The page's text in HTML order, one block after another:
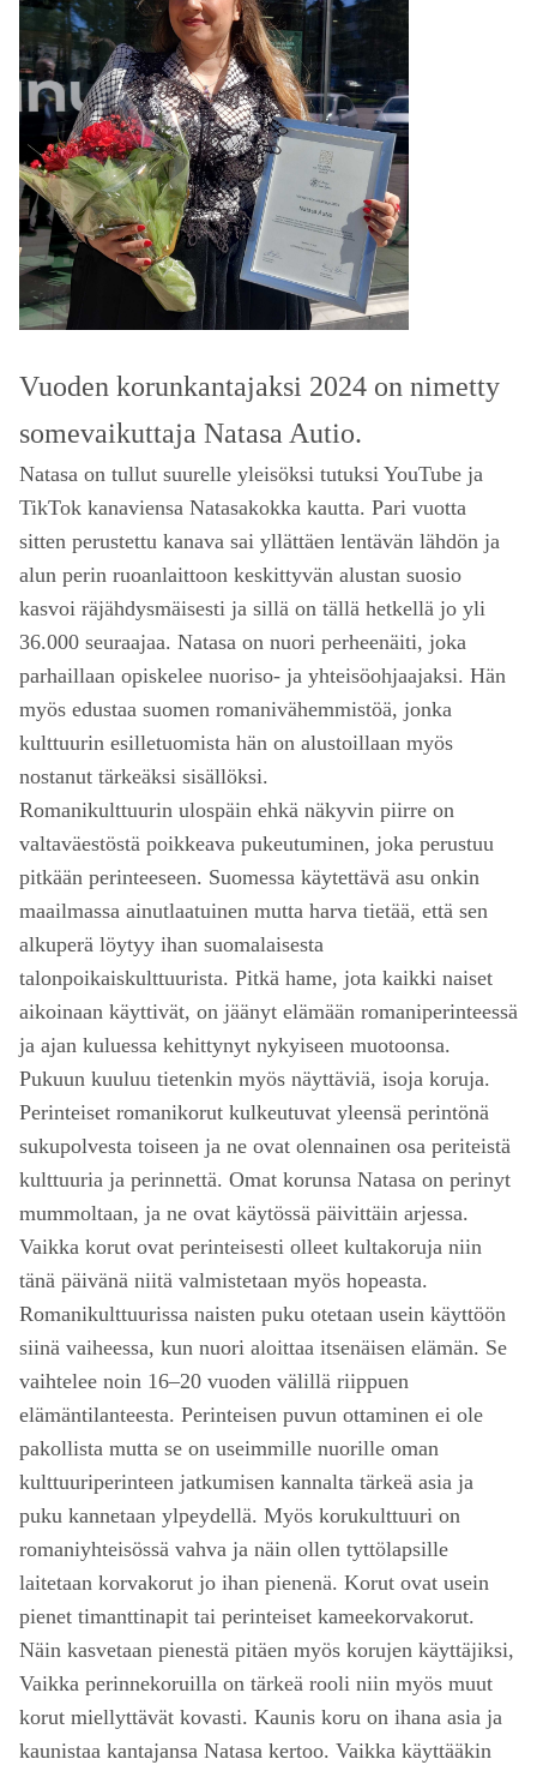
Vuoden korunkantajaksi 2024 on nimetty
somevaikuttaja Natasa Autio.
Natasa on tullut suurelle yleisöksi tutuksi YouTube ja
TikTok kanaviensa Natasakokka kautta. Pari vuotta
sitten perustettu kanava sai yllättäen lentävän lähdön ja
alun perin ruoanlaittoon keskittyvän alustan suosio
kasvoi räjähdysmäisesti ja sillä on tällä hetkellä jo yli
36.000 seuraajaa. Natasa on nuori perheenäiti, joka
parhaillaan opiskelee nuoriso- ja yhteisöohjaajaksi. Hän
myös edustaa suomen romanivähemmistöä, jonka
kulttuurin esilletuomista hän on alustoillaan myös
nostanut tärkeäksi sisällöksi.
Romanikulttuurin ulospäin ehkä näkyvin piirre on
valtaväestöstä poikkeava pukeutuminen, joka perustuu
pitkään perinteeseen. Suomessa käytettävä asu onkin
maailmassa ainutlaatuinen mutta harva tietää, että sen
alkuperä löytyy ihan suomalaisesta
talonpoikaiskulttuurista. Pitkä hame, jota kaikki naiset
aikoinaan käyttivät, on jäänyt elämään romaniperinteessä
ja ajan kuluessa kehittynyt nykyiseen muotoonsa.
Pukuun kuuluu tietenkin myös näyttäviä, isoja koruja.
Perinteiset romanikorut kulkeutuvat yleensä perintönä
sukupolvesta toiseen ja ne ovat olennainen osa periteistä
kulttuuria ja perinnettä. Omat korunsa Natasa on perinyt
mummoltaan, ja ne ovat käytössä päivittäin arjessa.
Vaikka korut ovat perinteisesti olleet kultakoruja niin
tänä päivänä niitä valmistetaan myös hopeasta.
Romanikulttuurissa naisten puku otetaan usein käyttöön
siinä vaiheessa, kun nuori aloittaa itsenäisen elämän. Se
vaihtelee noin 16–20 vuoden välillä riippuen
elämäntilanteesta. Perinteisen puvun ottaminen ei ole
pakollista mutta se on useimmille nuorille oman
kulttuuriperinteen jatkumisen kannalta tärkeä asia ja
puku kannetaan ylpeydellä. Myös korukulttuuri on
romaniyhteisössä vahva ja näin ollen tyttölapsille
laitetaan korvakorut jo ihan pienenä. Korut ovat usein
pienet timanttinapit tai perinteiset kameekorvakorut.
Näin kasvetaan pienestä pitäen myös korujen käyttäjiksi,
Vaikka perinnekoruilla on tärkeä rooli niin myös muut
korut miellyttävät kovasti. Kaunis koru on ihana asia ja
kaunistaa kantajansa Natasa kertoo. Vaikka käyttääkin